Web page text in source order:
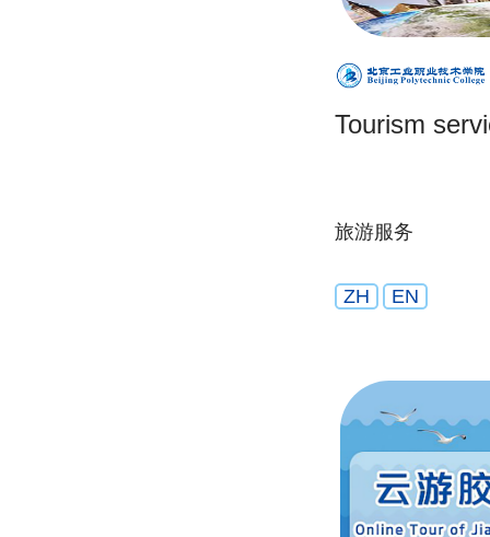
Tourism
旅游服务
ZH EN